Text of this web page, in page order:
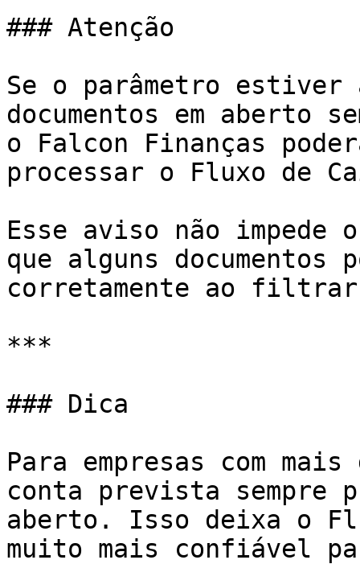
### Atenção
Se o parâmetro
documentos em aberto
o Falcon Finanças
processar o Fluxo de
Esse aviso não impede
que alguns documentos
corretamente ao
***
### Dica
Para empresas com
conta prevista sempre
aberto. Isso deixa o
muito mais confiável